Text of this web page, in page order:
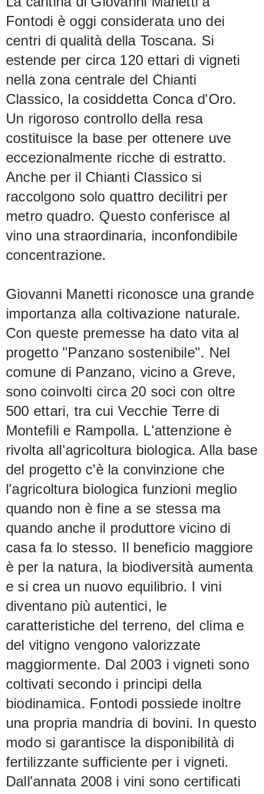
una sorprendente tensione
aromatica. Giovanni Manetti, da anni
affascinato da questo antico vitigno, ha
ora imbottigliato per la prima volta una
piccola quantità – una promessa
importante, tutta da scoprire. Trebbiano
– Un ritorno alle radici
Fontodi è oggi considerata uno dei
centri di qualità della Toscana. Si
estende per circa 120 ettari di vigneti
nella zona centrale del Chianti
Classico, la cosiddetta Conca d'Oro.
Un rigoroso controllo della resa
costituisce la base per ottenere uve
eccezionalmente ricche di estratto.
Anche per il Chianti Classico si
raccolgono solo quattro decilitri per
metro quadro. Questo conferisce al
vino una straordinaria, inconfondibile
concentrazione.
Giovanni Manetti riconosce una grande
importanza alla coltivazione naturale.
Con queste premesse ha dato vita al
progetto "Panzano sostenibile". Nel
comune di Panzano, vicino a Greve,
sono coinvolti circa 20 soci con oltre
500 ettari, tra cui Vecchie Terre di
Montefili e Rampolla. L'attenzione è
rivolta all'agricoltura biologica. Alla base
del progetto c’è la convinzione che
l'agricoltura biologica funzioni meglio
quando non è fine a se stessa ma
quando anche il produttore vicino di
casa fa lo stesso. Il beneficio maggiore
è per la natura, la biodiversità aumenta
e si crea un nuovo equilibrio. I vini
diventano più autentici, le
caratteristiche del terreno, del clima e
del vitigno vengono valorizzate
maggiormente. Dal 2003 i vigneti sono
coltivati secondo i principi della
biodinamica. Fontodi possiede inoltre
una propria mandria di bovini. In questo
modo si garantisce la disponibilità di
fertilizzante sufficiente per i vigneti.
Dall'annata 2008 i vini sono certificati